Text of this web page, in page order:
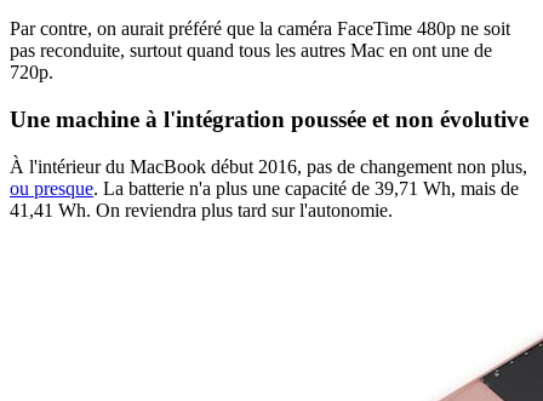
Par contre, on aurait préféré que la caméra FaceTime 480p ne soit
pas reconduite, surtout quand tous les autres Mac en ont une de
720p.
Une machine à l'intégration poussée et non évolutive
À l'intérieur du MacBook début 2016, pas de changement non plus,
ou presque. La batterie n'a plus une capacité de 39,71 Wh, mais de
41,41 Wh. On reviendra plus tard sur l'autonomie.